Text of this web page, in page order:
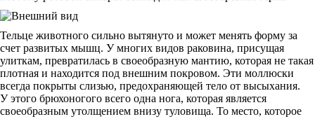
Тельце животного сильно вытянуто и может менять форму за
счет развитых мышц. У многих видов раковина, присущая
улиткам, превратилась в своеобразную мантию, которая не такая
плотная и находится под внешним покровом. Эти моллюски
всегда покрыты слизью, предохраняющей тело от высыхания.
У этого брюхоногого всего одна нога, которая является
своеобразным утолщением внизу туловища. То место, которое